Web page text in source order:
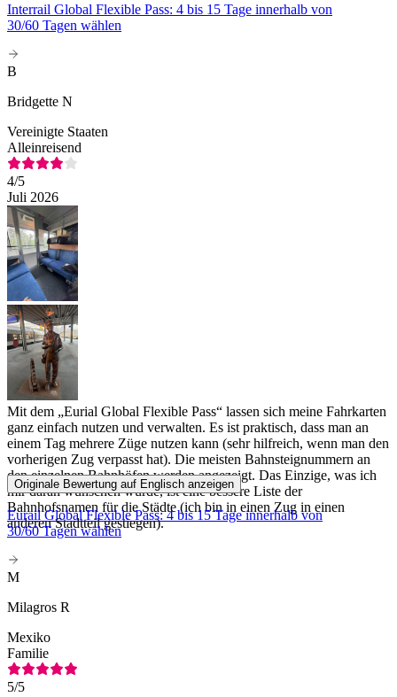
Interrail Global Flexible Pass: 4 bis 15 Tage innerhalb von
30/60 Tagen wählen
B
Bridgette N
Vereinigte Staaten
Alleinreisend
4/5
Juli 2026
Mit dem „Eurial Global Flexible Pass“ lassen sich meine Fahrkarten
ganz einfach nutzen und verwalten. Es ist praktisch, dass man an
einem Tag mehrere Züge nutzen kann (sehr hilfreich, wenn man den
vorherigen Zug verpasst hat). Die meisten Bahnsteignummern an
den einzelnen Bahnhöfen werden angezeigt. Das Einzige, was ich
mir daran wünschen würde, ist eine bessere Liste der
Bahnhofsnamen für die Städte (ich bin in einen Zug in einen
anderen Stadtteil gestiegen).
Originale Bewertung auf Englisch anzeigen
Eurail Global Flexible Pass: 4 bis 15 Tage innerhalb von
30/60 Tagen wählen
M
Milagros R
Mexiko
Familie
5/5